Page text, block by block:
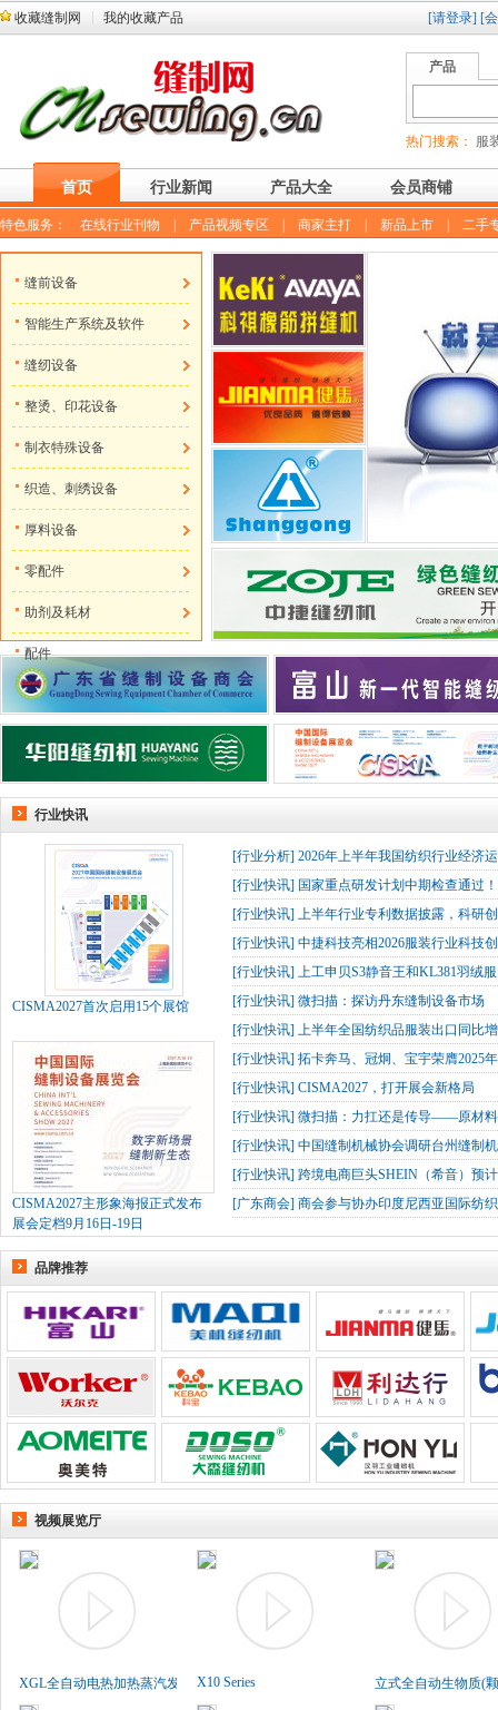
收藏缝制网 我的收藏产品 [请登录] [
产品
热门搜索： 服
首页 行业新闻 产品大全 会员商铺
特色服务： 在线行业刊物 产品视频专区 商家主打 新品上市 二手
缝前设备
智能生产系统及软件
缝纫设备
整烫、印花设备
制衣特殊设备
织造、刺绣设备
厚料设备
零配件
助剂及耗材
配件
行业快讯
CISMA2027首次启用15个展馆
CISMA2027主形象海报正式发布
展会定档9月16日-19日
[行业分析] 2026年上半年我国纺织行业经济
[行业快讯] 国家重点研发计划中期检查通过
[行业快讯] 上半年行业专利数据披露，科研
[行业快讯] 中捷科技亮相2026服装行业科技
[行业快讯] 上工申贝S3静音王和KL381羽绒
[行业快讯] 微扫描：探访丹东缝制设备市场
[行业快讯] 上半年全国纺织品服装出口同比
[行业快讯] 拓卡奔马、冠炯、宝宇荣膺2025
[行业快讯] CISMA2027，打开展会新格局
[行业快讯] 微扫描：力扛还是传导——原材
[行业快讯] 中国缝制机械协会调研台州缝制
[行业快讯] 跨境电商巨头SHEIN（希音）预
[广东商会] 商会参与协办印度尼西亚国际纺
品牌推荐
视频展览厅
XGL全自动电热加热蒸汽发生..X10 Series 立式全自动生物质(